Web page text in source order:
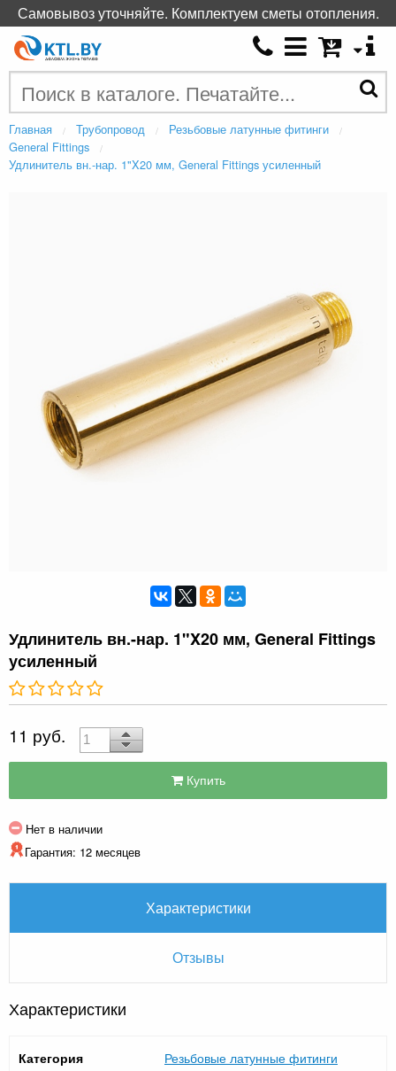
Главная Трубопровод
Резьбовые латунные фитинги
General Fittings
Удлинитель вн.-нар. 1"X20 мм, General Fittings усиленный
Удлинитель вн.-нар. 1"X20 мм, General Fittings
усиленный
11 руб.
Купить
Нет в наличии
Гарантия: 12 месяцев
Характеристики
Отзывы
Характеристики
Категория Резьбовые латунные фитинги
Самовывоз уточняйте. Комплектуем сметы отопления.